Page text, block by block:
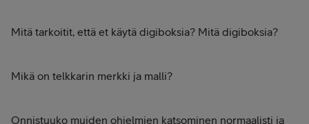
Mitä tarkoitit, että et käytä digiboksia? Mitä digiboksia?
Mikä on telkkarin merkki ja malli?
Onnistuuko muiden ohjelmien katsominen normaalisti ja